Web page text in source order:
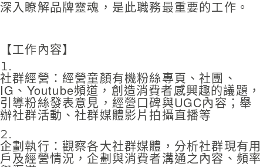
深入瞭解品牌靈魂，是此職務最重要的工作。
【工作內容】
社群經營：經營童顏有機粉絲專頁、社團、
IG、Youtube頻道，創造消費者感興趣的議題，
引導粉絲發表意見，經營口碑與UGC內容；舉
辦社群活動、社群媒體影片拍攝直播等
企劃執行：觀察各大社群媒體，分析社群現有用
戶及經營情況，企劃與消費者溝通之內容、頻率